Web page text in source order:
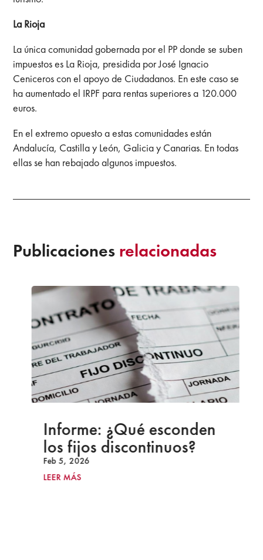
La Rioja
La única comunidad gobernada por el PP donde se suben
impuestos es La Rioja, presidida por José Ignacio
Ceniceros con el apoyo de Ciudadanos. En este caso se
ha aumentado el IRPF para rentas superiores a 120.000
euros.
En el extremo opuesto a estas comunidades están
Andalucía, Castilla y León, Galicia y Canarias. En todas
ellas se han rebajado algunos impuestos.
Publicaciones relacionadas
Informe: ¿Qué esconden
los fijos discontinuos?
Feb 5, 2026
LEER MÁS